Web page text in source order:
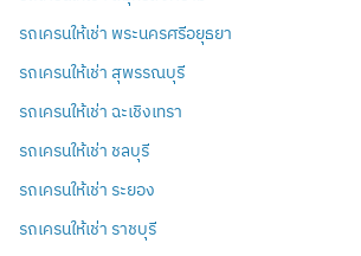
รถเครนให้เช่า พระนครศรีอยุธยา
รถเครนให้เช่า สุพรรณบุรี
รถเครนให้เช่า ฉะเชิงเทรา
รถเครนให้เช่า ชลบุรี
รถเครนให้เช่า ระยอง
รถเครนให้เช่า ราชบุรี